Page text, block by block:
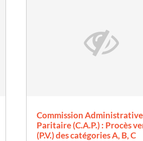
Commission Administrative
Paritaire (C.A.P.) : Procès
(P.V.) des catégories A, B, C